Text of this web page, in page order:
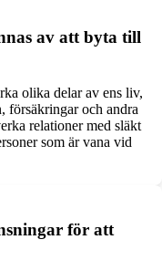
av att byta till
olika delar av ens liv,
försäkringar och andra
relationer med släkt
som är vana vid
för att